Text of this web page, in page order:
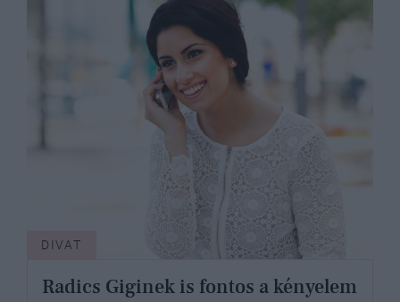
DIVAT
Radics Giginek is fontos a kényelem